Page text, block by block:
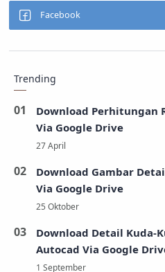
Trending
Download Perhitungan
Via Google Drive
Download Gambar
Via Google Drive
Download Detail Kuda-
Autocad Via Google